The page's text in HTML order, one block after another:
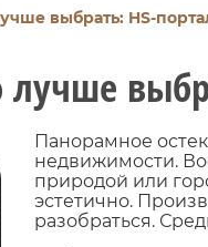
выбрать: HS-
лучше
Панорамное
недвижимости.
природой или
эстетично.
разобраться.